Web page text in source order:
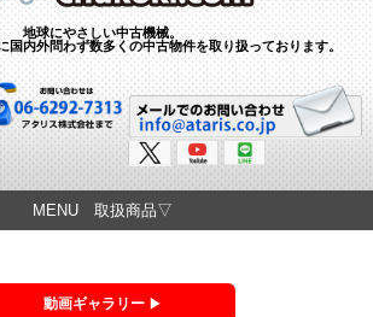
地球にやさしい中古機械。
国内外問わず数多くの中古物件を取り扱っております。
MENU 取扱商品▽
動画ギャラリー